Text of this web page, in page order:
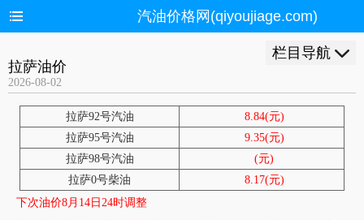
汽油价格网(qiyoujiage.com)
栏目导航
拉萨油价
2026-08-02
拉萨92号汽油
8.84(元)
拉萨95号汽油
9.35(元)
拉萨98号汽油
(元)
拉萨0号柴油
8.17(元)
下次油价8月14日24时调整